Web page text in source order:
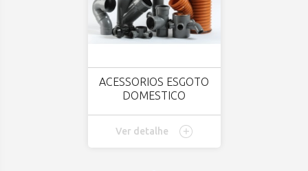
ACESSORIOS ESGOTO
DOMESTICO
Ver detalhe